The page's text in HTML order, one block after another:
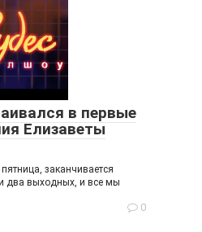
в первые
Елизаветы
заканчивается
два выходных, и все мы
0